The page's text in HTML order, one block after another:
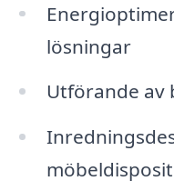
lösningar
Utförande av